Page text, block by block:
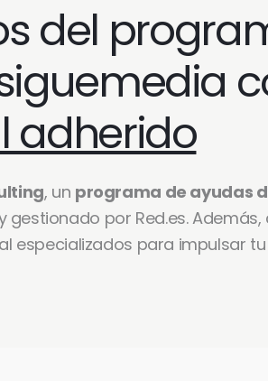
del
adherido
, un programa de ayudas
por Red.es.
especializados para impulsar